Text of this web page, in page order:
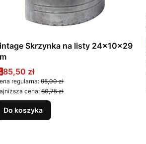
Skrzynka na listy 24x10x29
Cena promocyjna
85,50 zł
regularna:95,00 zł
cena:80,75 zł
Do koszyka